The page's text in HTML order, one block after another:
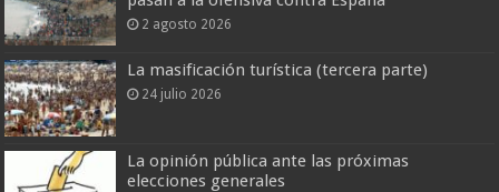
2 agosto 2026
La masificación turística (tercera parte)
24 julio 2026
La opinión pública ante las próximas
elecciones generales